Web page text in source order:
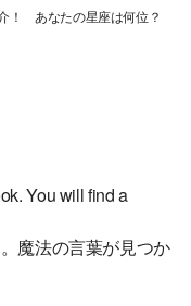
！ あなたの星座は何位？
You will find a
魔法の言葉が見つか